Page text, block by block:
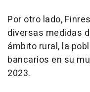
Por otro lado,
diversas medidas
ámbito rural, la
bancarios en su
2023.